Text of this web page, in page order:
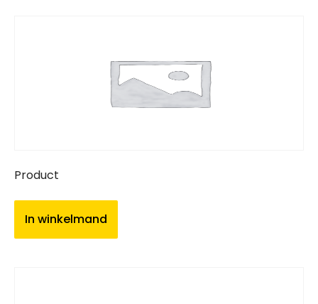
Product
In winkelmand